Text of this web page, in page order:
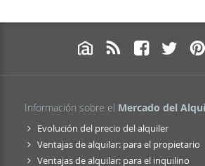
Información sobre el Mercado del
Evolución del precio del alquiler
Ventajas de alquilar: para el propietario
Ventajas de alquilar: para el inquilino